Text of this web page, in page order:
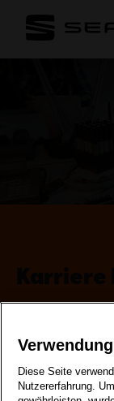
Diese Seite
Nutzererfahrung.